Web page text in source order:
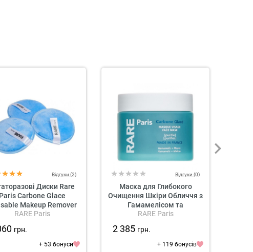
Відгуки (2)
Диски Rare
Paris Carbone Glace
Makeup Remover
Pads
RARE Paris
грн.
+ 53 бонуси
Відгуки (0)
Маска для Глибокого
Очищення Шкіри Обличчя з
Гамамелісом та
Екстрактом Мальви RARE
Cleaning Face Mask
RARE Paris
2 385 грн.
+ 119 бонусів